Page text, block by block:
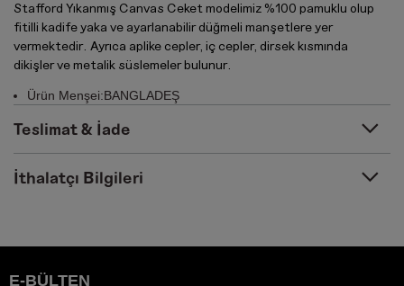
Stafford Yıkanmış Canvas Ceket modelimiz %100 pamuklu olup
fitilli kadife yaka ve ayarlanabilir düğmeli manşetlere yer
vermektedir. Ayrıca aplike cepler, iç cepler, dirsek kısmında
dikişler ve metalik süslemeler bulunur.
Ürün Menşei:BANGLADEŞ
Teslimat & İade
İthalatçı Bilgileri
E-BÜLTEN